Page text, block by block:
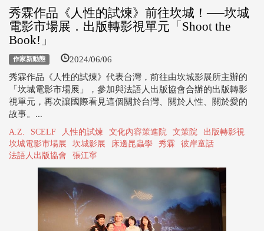
秀霖作品《人性的試煉》前往坎城！──坎城
電影市場展．出版轉影視單元「Shoot the
Book!」
作家新動態 2024/06/06
秀霖作品《人性的試煉》代表台灣，前往由坎城影展所主辦的
「坎城電影市場展」，參加與法語人出版協會合辦的出版轉影
視單元，再次讓國際看見這個關於台灣、關於人性、關於愛的
故事。...
A.Z. SCELF 人性的試煉 文化內容策進院 文策院
出版轉影視
坎城電影市場展
坎城影展 床邊昆蟲學 秀霖
彼岸童話
法語人出版協會
張江寧